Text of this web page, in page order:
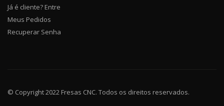
Já é cliente? Entre
Meus Pedidos
Recuperar Senha
© Copyright 2022 Fresas CNC. Todos os direitos reservados.